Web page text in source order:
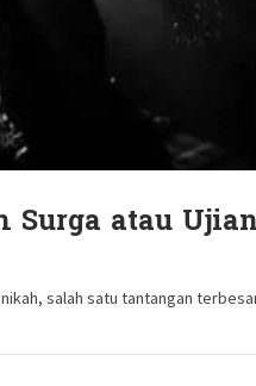
Surga atau
salah satu tantangan